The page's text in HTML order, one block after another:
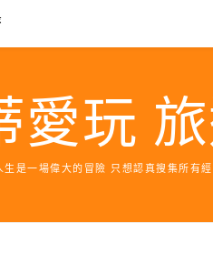
愛玩
生是一場偉大的冒險 只想認真搜集所有